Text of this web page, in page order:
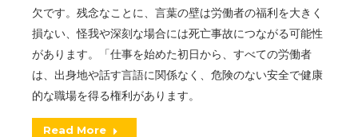
欠です。残念なことに、言葉の壁は労働者の福利を大きく
損ない、怪我や深刻な場合には死亡事故につながる可能性
があります。「仕事を始めた初日から、すべての労働者
は、出身地や話す言語に関係なく、危険のない安全で健康
的な職場を得る権利があります。
Read More